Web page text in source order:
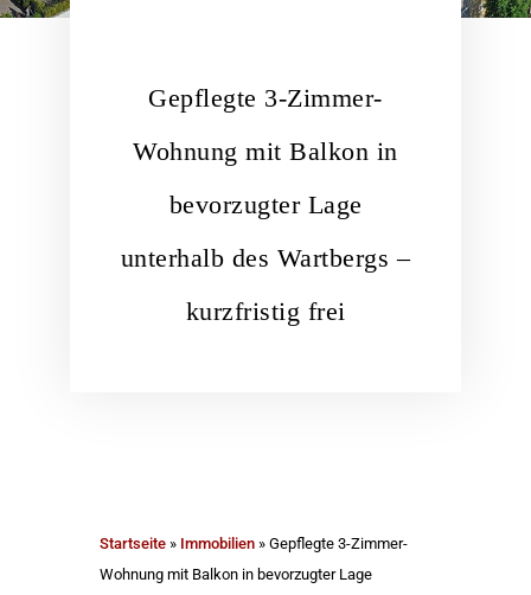
Gepflegte 3-Zimmer-
Wohnung mit Balkon in
bevorzugter Lage
unterhalb des Wartbergs –
kurzfristig frei
Startseite » Immobilien » Gepflegte 3-Zimmer-
Wohnung mit Balkon in bevorzugter Lage